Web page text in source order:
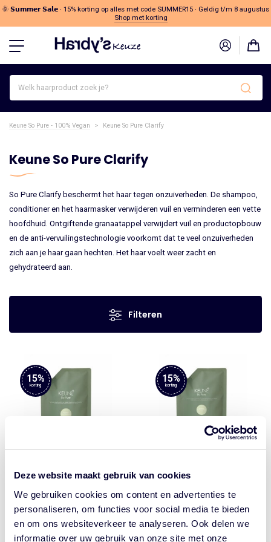
Deze website maakt gebruik van cookies
We gebruiken cookies om content en advertenties te
personaliseren, om functies voor social media te bieden
en om ons websiteverkeer te analyseren. Ook delen we
informatie over uw gebruik van onze site met onze
🌞 𝗦𝘂𝗺𝗺𝗲𝗿 𝗦𝗮𝗹𝗲 · 15% korting op alles met code SUMMER15 · Geldig t/m 8 augustus
Shop met korting
haarproduct
zoek
je?
Keune So Pure - 100% Vegan > Keune So Pure Clarify
Keune So Pure Clarify
So Pure Clarify beschermt het haar tegen onzuiverheden. De shampoo,
conditioner en het haarmasker verwijderen vuil en verminderen een vette
hoofdhuid. Ontgiftende granaatappel verwijdert vuil en productopbouw
en de anti-vervuilingstechnologie voorkomt dat te veel onzuiverheden
zich aan je haar gaan hechten. Het haar voelt weer zacht en
gehydrateerd aan.
Filteren
15%
korting
Beschermende conditioner
Keune So Pure Clarify
Conditioner 1000ml
€61.95
Oorspronkelijke
€52.66 Huidige
15%
korting
Beschermende conditioner
Keune So Pure Clarify
Conditioner 400ml
€33.95
Oorspronkelijke
€ 28.86Huidige